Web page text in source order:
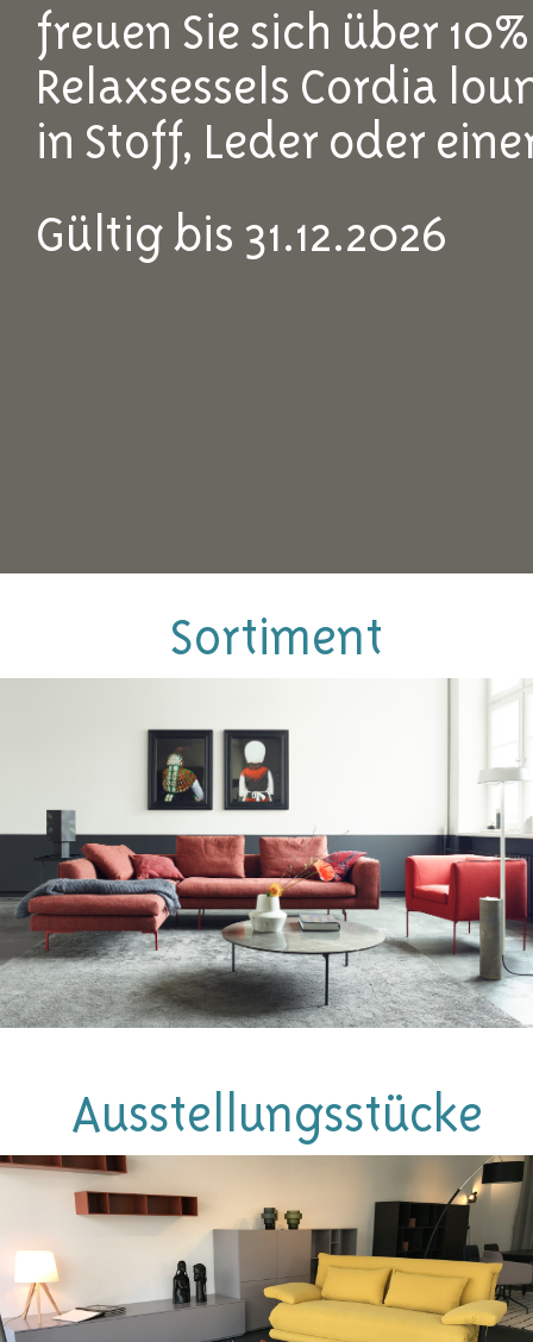
freuen Sie sich über
Relaxsessels Cordia
in Stoff, Leder oder
Gültig bis 31.12.2026
Sortiment
Ausstellungsstücke